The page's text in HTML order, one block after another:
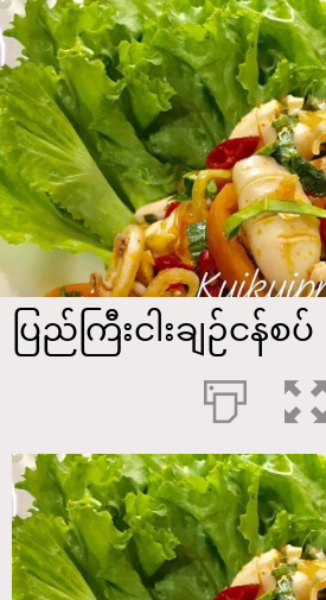
ပြည်ကြီးငါးချဉ်ငန်စပ်